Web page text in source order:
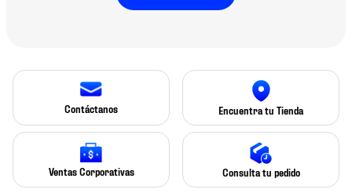
Contáctanos Encuentra tu Tienda
Ventas Corporativas Consulta tu pedido